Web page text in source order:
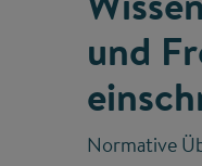
und
Normative